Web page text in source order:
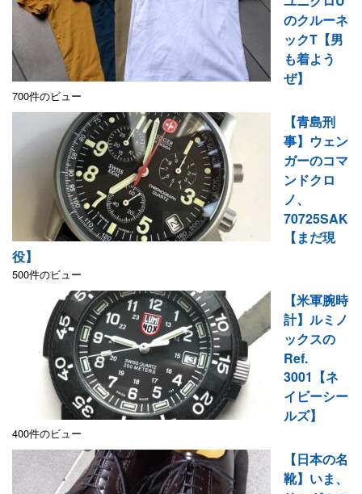
のクルーネ
ックT【男
も着よう
ぜ】
700件のビュー
【青島刑
事】ウェン
ガーのコマ
ンドクロ
ノ、
70725SAK
【まだ現
役】
500件のビュー
【米軍腕時
計】ルミノ
ックスの
Ref.
3001【ネ
イビーシー
ルズ】
400件のビュー
【日本の名
靴】いま、